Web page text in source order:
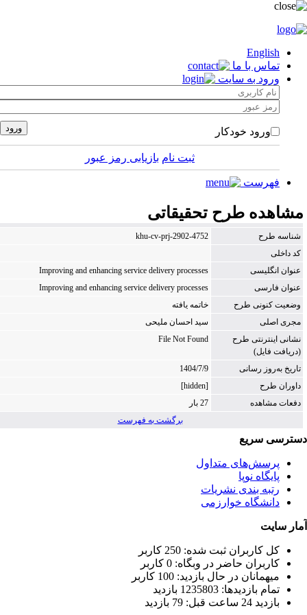
English
تماس با ما
ورود به سایت
ورود خودکار
ثبت نام بازیابی رمز عبور
فهرست
طرح تحقیقاتی
شناسه طرح
khu-cv-prj-2902-4752
کد داخلی
عنوان انگلیسی
Improving and enhancing service delivery processes
عنوان فارسی
Improving and enhancing service delivery processes
وضعیت كنونی طرح
خاتمه یافته
مجری اصلی
سید احسان ملیحی
نشانی اینترنتی طرح
(دریافت فایل)
File Not Found
تاریخ به‌روز رسانی
1404/7/9
داوران طرح
دفعات مشاهده
27 بار
برگشت به فهرست
سریع
پرسش‌های متداول
پایگاه نوپا
رتبه بندی نشریات
دانشگاه خوارزمی
سایت
كل کاربران ثبت شده: 250 کاربر
کاربران حاضر در وبگاه: 0 کاربر
ميهمانان در حال بازديد: 100 کاربر
تمام بازديد‌ها: 1235803 بازدید
بازديد 24 ساعت قبل: 79 بازدید